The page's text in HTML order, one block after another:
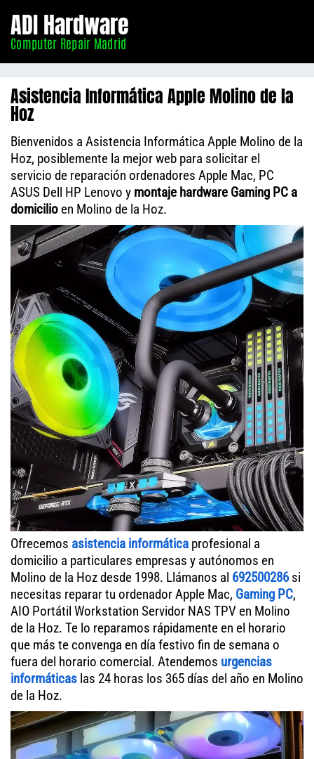
Madrid
ADI Hardware
Computer Repair Madrid
Asistencia Informática Apple Molino de la
Hoz
Bienvenidos a Asistencia Informática Apple Molino de la
Hoz, posiblemente la mejor web para solicitar el
servicio de reparación ordenadores Apple Mac, PC
ASUS Dell HP Lenovo y montaje hardware Gaming PC a
domicilio en Molino de la Hoz.
Ofrecemos asistencia informática profesional a
domicilio a particulares empresas y autónomos en
Molino de la Hoz desde 1998. Llámanos al 692500286si
necesitas reparar tu ordenador Apple Mac, Gaming PC,
AIO Portátil Workstation Servidor NAS TPV en Molino
de la Hoz. Te lo reparamos rápidamente en el horario
que más te convenga en día festivo fin de semana o
fuera del horario comercial. Atendemos urgencias
informáticas las 24 horas los 365 días del año en Molino
de la Hoz.